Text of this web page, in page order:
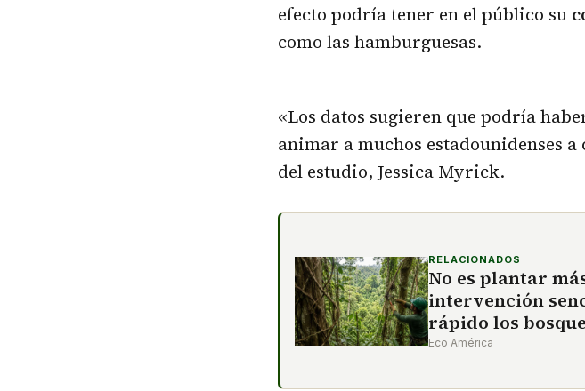
efecto podría tener en el público su
como las hamburguesas.
«Los datos sugieren que podría
animar a muchos estadounidenses
del estudio, Jessica Myrick.
RELACIONADOS
No es plantar
intervención
rápido los
Eco América